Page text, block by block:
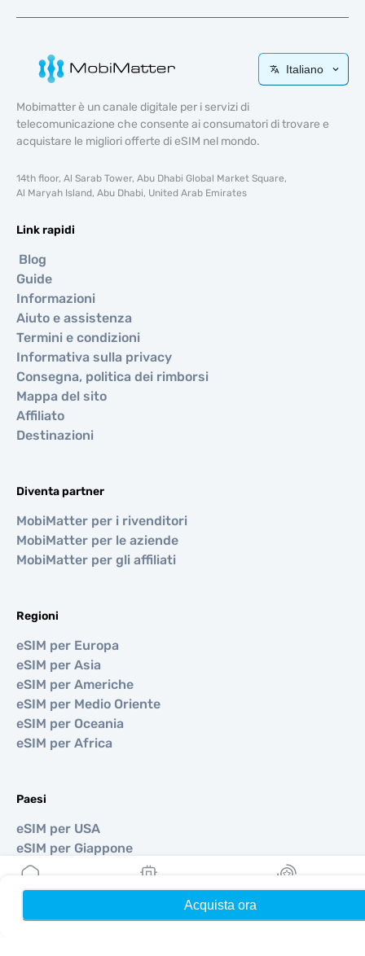
Acquista ora
Italiano
Mobimatter è un canale digitale per i servizi di
telecomunicazione che consente ai consumatori di trovare e
acquistare le migliori offerte di eSIM nel mondo.
14th floor, Al Sarab Tower, Abu Dhabi Global Market Square,
Al Maryah Island, Abu Dhabi, United Arab Emirates
Link rapidi
Blog
Guide
Informazioni
Aiuto e assistenza
Termini e condizioni
Informativa sulla privacy
Consegna, politica dei rimborsi
Mappa del sito
Affiliato
Destinazioni
Diventa partner
MobiMatter per i rivenditori
MobiMatter per le aziende
MobiMatter per gli affiliati
Regioni
eSIM per Europa
eSIM per Asia
eSIM per Americhe
eSIM per Medio Oriente
eSIM per Oceania
eSIM per Africa
Paesi
eSIM per USA
eSIM per Giappone
eSIM per Canada
eSIM per Spagna
eSIM per Regno Unito
Le mie eSIM Ricompense